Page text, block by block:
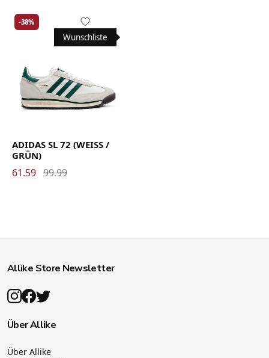
Wunschliste
-38%
ADIDAS SL 72 (WEISS /
GRÜN)
61.59 99.99
Allike Store Newsletter
Über Allike
Über Allike